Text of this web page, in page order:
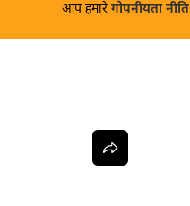
आप हमारे गोपनीयता नीति